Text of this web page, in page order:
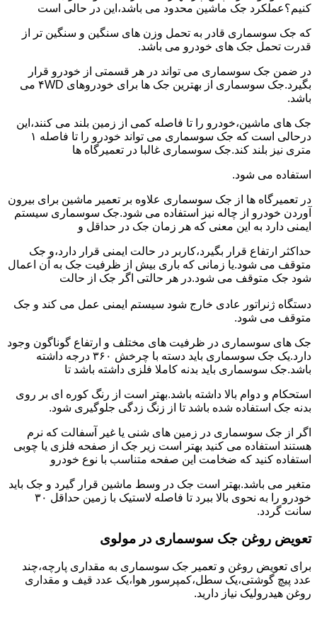
کنیم؟عملکرد جک ماشین محدود می باشد،این در حالی است
که جک سوسماری قادر به تحمل وزن های سنگین و سنگین تر از
قدرت تحمل جک های خودرو می باشد.
در ضمن جک سوسماری می تواند در هر قسمتی از خودرو قرار
بگیرد.جک سوسماری از بهترین جک ها برای خودروهای ۴WD می
باشد.
جک های ماشین،خودرو را تا فاصله کمی از زمین بلند می کنند،این
درحالی است که جک سوسماری می تواند خودرو را تا فاصله ۱
متری نیز بلند کند.جک سوسماری غالبا در تعمیرگاه ها
استفاده می شود.
در تعمیرگاه ها از جک سوسماری علاوه بر تعمیر ماشین برای بیرون
آوردن خودرو از چاله نیز استفاده می شود.جک سوسماری سیستم
ایمنی دارد به این معنی که هر زمان جک در حداقل و
حداکثر ارتفاع قرار بگیرد،کاربر در حالت ایمنی قرار دارد،و جک
متوقف می شود.یا زمانی که باری بیش از ظرفیت جک به آن اعمال
شود جک متوقف می شود.در هر حالتی اگر جک از حالت
دستگاه ژنراتور عادی خارج شود سیستم ایمنی عمل می کند و جک
متوقف می شود.
جک های سوسماری در ظرفیت های مختلف و ارتفاع گوناگون وجود
دارد.یک جک سوسماری باید دسته با چرخش ۳۶۰ درجه داشته
باشد.جک سوسماری باید بدنه کاملا فلزی داشته باشد تا
استحکام و دوام بالا داشته باشد.بهتر است از رنگ کوره ای بر روی
بدنه جک استفاده شده باشد تا از زنگ زدگی جلوگیری شود.
اگر از جک سوسماری در زمین های شنی یا غیر آسفالت که نرم
هستند استفاده می کنید بهتر است زیر جک از صفحه فلزی یا چوبی
استفاده کنید که ضخامت این صفحه متناسب با نوع خودرو
متغیر می باشد.بهتر است جک در وسط ماشین قرار گیرد و جک باید
خودرو را به نحوی بالا ببرد تا فاصله لاستیک با زمین حداقل ۳۰
سانت گردد.
تعویض روغن جک سوسماری در مولوی
برای تعویض روغن و تعمیر جک سوسماری به مقداری پارچه،چند
عدد پیچ گوشتی،یک سطل،کمپرسور هوا،یک عدد قیف و مقداری
روغن هیدرولیک نیاز دارید.